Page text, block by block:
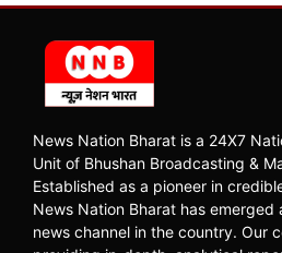
News Nation Bharat is a 24X7
Unit of Bhushan Broadcasting &
Established as a pioneer in
News Nation Bharat has
news channel in the country. Our